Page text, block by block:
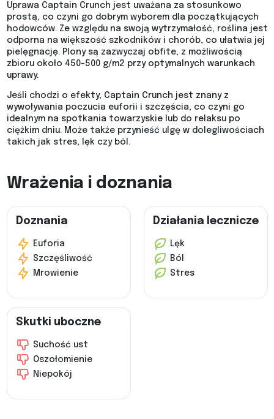
Uprawa Captain Crunch jest uważana za stosunkowo
prostą, co czyni go dobrym wyborem dla początkujących
hodowców. Ze względu na swoją wytrzymałość, roślina jest
odporna na większość szkodników i chorób, co ułatwia jej
pielęgnację. Plony są zazwyczaj obfite, z możliwością
zbioru około 450-500 g/m2 przy optymalnych warunkach
uprawy.
Jeśli chodzi o efekty, Captain Crunch jest znany z
wywoływania poczucia euforii i szczęścia, co czyni go
idealnym na spotkania towarzyskie lub do relaksu po
ciężkim dniu. Może także przynieść ulgę w dolegliwościach
takich jak stres, lęk czy ból.
Wrażenia i doznania
Doznania
Euforia
Szczęśliwość
Mrowienie
Działania lecznicze
Lęk
Ból
Stres
Skutki uboczne
Suchość ust
Oszołomienie
Niepokój